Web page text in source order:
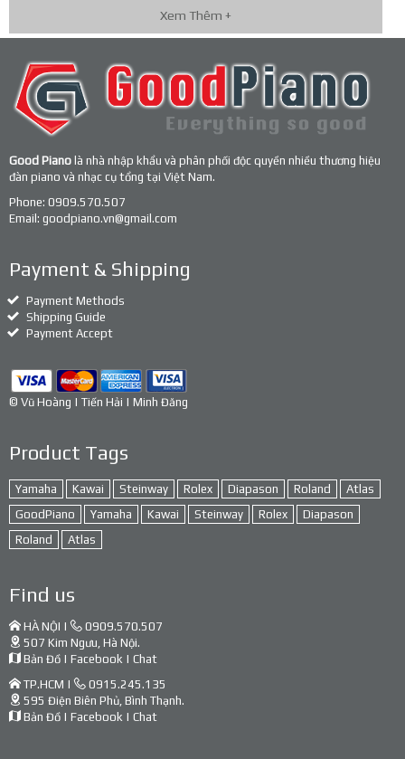
Xem Thêm +
Good Piano là nhà nhập khẩu và phân phối độc quyền nhiều thương hiệu
đàn piano và nhạc cụ tổng tại Việt Nam.
Phone: 0909.570.507
Email: goodpiano.vn@gmail.com
Payment & Shipping
Payment Methods
Shipping Guide
Payment Accept
© Vũ Hoàng | Tiến Hải | Minh Đăng
Product Tags
Yamaha Kawai Steinway Rolex Diapason Roland
Atlas
GoodPiano
Yamaha Kawai Steinway Rolex
Diapason
Roland
Atlas
Find us
HÀ NỘI |
0909.570.507
507 Kim Ngưu, Hà Nội.
Bản Đồ | Facebook | Chat
TP.HCM |
0915.245.135
595 Điện Biên Phủ, Bình Thạnh.
Bản Đồ | Facebook | Chat